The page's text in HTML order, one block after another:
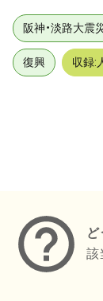
阪神・淡路大震
復興 収録:
ど
該